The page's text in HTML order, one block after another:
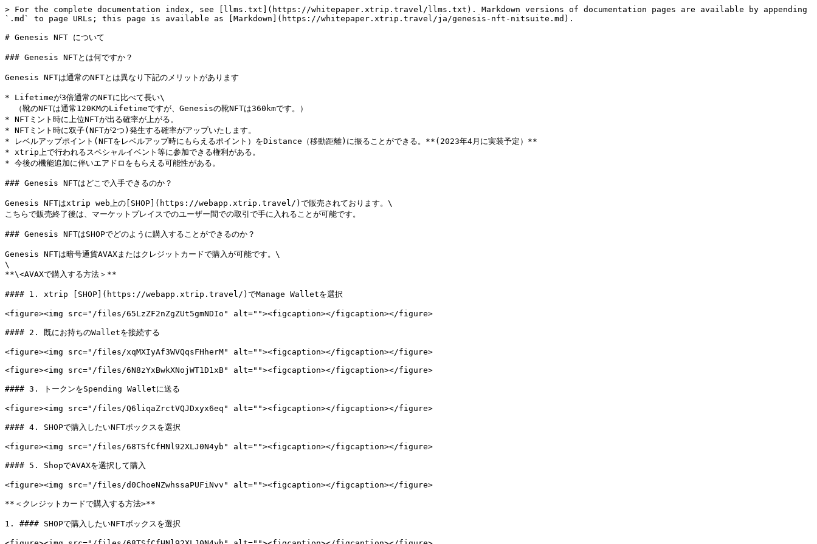
> For the complete documentation index, see [llms.txt](https://whitepaper.xtrip.travel/llms.txt). Markdown versions of documentation pages are available by appending
`.md` to page URLs; this page is available as [Markdown](https://whitepaper.xtrip.travel/ja/genesis-nft-nitsuite.md).
# Genesis NFT について
### Genesis NFTとは何ですか？
Genesis NFTは通常のNFTとは異なり下記のメリットがあります
* Lifetimeが3倍通常のNFTに比べて長い\
* NFTミント時に上位NFTが出る確率が上がる。
* NFTミント時に双子(NFTが2つ)発生する確率がアップいたします。
* レベルアップポイント(NFTをレベルアップ時にもらえるポイント）をDistance（移動距離)に振ることができる。**(2023年4月に実装予定）**
* xtrip上で行われるスペシャルイベント等に参加できる権利がある。
* 今後の機能追加に伴いエアドロをもらえる可能性がある。
### Genesis NFTはどこで入手できるのか？
Genesis NFTはxtrip web上の[SHOP](https://webapp.xtrip.travel/)で販売されております。\
こちらで販売終了後は、マーケットプレイスでのユーザー間での取引で手に入れることが可能です。
### Genesis NFTはSHOPでどのように購入することができるのか？
Genesis NFTは暗号通貨AVAXまたはクレジットカードで購入が可能です。\
\
**\<AVAXで購入する方法＞**
#### 1. xtrip [SHOP](https://webapp.xtrip.travel/)でManage Walletを選択
<figure><img src="/files/65LzZF2nZgZUt5gmNDIo" alt=""><figcaption></figcaption></figure>
#### 2. 既にお持ちのWalletを接続する
<figure><img src="/files/xqMXIyAf3WVQqsFHherM" alt=""><figcaption></figcaption></figure>
<figure><img src="/files/6N8zYxBwkXNojWT1D1xB" alt=""><figcaption></figcaption></figure>
#### 3. トークンをSpending Walletに送る
<figure><img src="/files/Q6liqaZrctVQJDxyx6eq" alt=""><figcaption></figcaption></figure>
#### 4. SHOPで購入したいNFTボックスを選択
<figure><img src="/files/68TSfCfHNl92XLJ0N4yb" alt=""><figcaption></figcaption></figure>
#### 5. ShopでAVAXを選択して購入
<figure><img src="/files/d0ChoeNZwhssaPUFiNvv" alt=""><figcaption></figcaption></figure>
**＜クレジットカードで購入する方法>**
1. #### SHOPで購入したいNFTボックスを選択